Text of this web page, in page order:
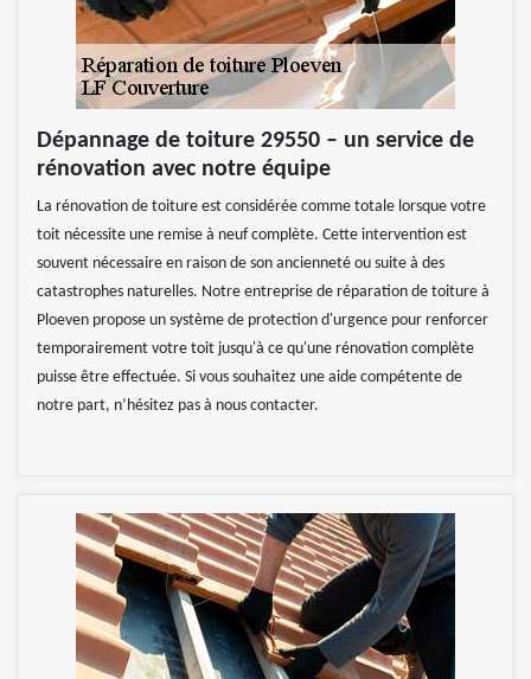
Dépannage de toiture 29550 – un service de
rénovation avec notre équipe
La rénovation de toiture est considérée comme totale lorsque votre
toit nécessite une remise à neuf complète. Cette intervention est
souvent nécessaire en raison de son ancienneté ou suite à des
catastrophes naturelles. Notre entreprise de réparation de toiture à
Ploeven propose un système de protection d'urgence pour renforcer
temporairement votre toit jusqu'à ce qu'une rénovation complète
puisse être effectuée. Si vous souhaitez une aide compétente de
notre part, n’hésitez pas à nous contacter.